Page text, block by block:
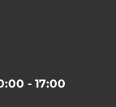
- 17:00